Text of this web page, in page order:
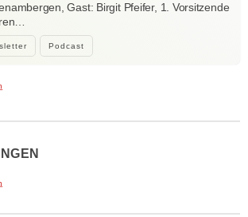
Podcast
Gast: Birgit Pfeifer, 1. Vorsitzende